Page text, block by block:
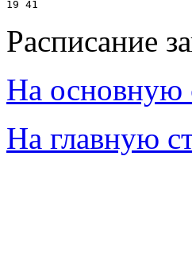
Расписание
На основную
На главную